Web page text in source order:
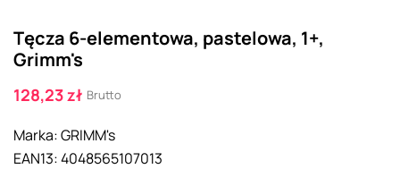
Tęcza 6-elementowa, pastelowa, 1+,
Grimm's
128,23 zł Brutto
Marka:GRIMM's
EAN13:4048565107013